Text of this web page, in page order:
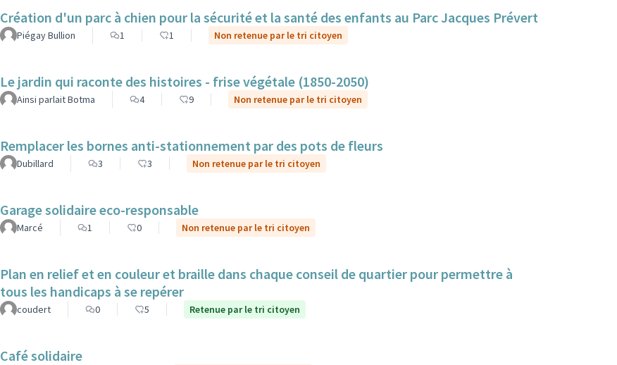
Création d'un parc à chien pour la sécurité et la santé des enfants au Parc Jacques Prévert
Piégay Bullion 1 1 Non retenue par le tri citoyen
Le jardin qui raconte des histoires - frise végétale (1850-2050)
Ainsi parlait Botma 4 9 Non retenue par le tri citoyen
Remplacer les bornes anti-stationnement par des pots de fleurs
Dubillard 3 3 Non retenue par le tri citoyen
Garage solidaire eco-responsable
Marcé 1 0 Non retenue par le tri citoyen
Plan en relief et en couleur et braille dans chaque conseil de quartier pour permettre à
tous les handicaps à se repérer
coudert 0 5 Retenue par le tri citoyen
Café solidaire